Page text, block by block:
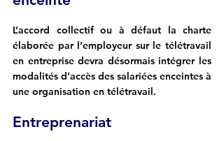
L’accord collectif ou à défaut la charte
élaborée par l’employeur sur le télétravail
en entreprise devra désormais intégrer les
modalités d’accès des salariées enceintes à
une organisation en télétravail.
Entreprenariat